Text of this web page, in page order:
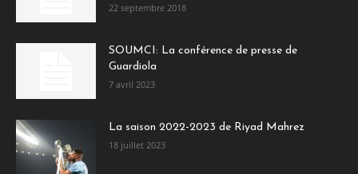
22 septembre 2018
SOUMCI: La conférence de presse de
Guardiola
7 avril 2023
La saison 2022-2023 de Riyad Mahrez
18 juillet 2023